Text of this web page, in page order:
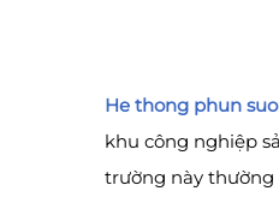
He thong phun
khu công nghiệp
trường này thường